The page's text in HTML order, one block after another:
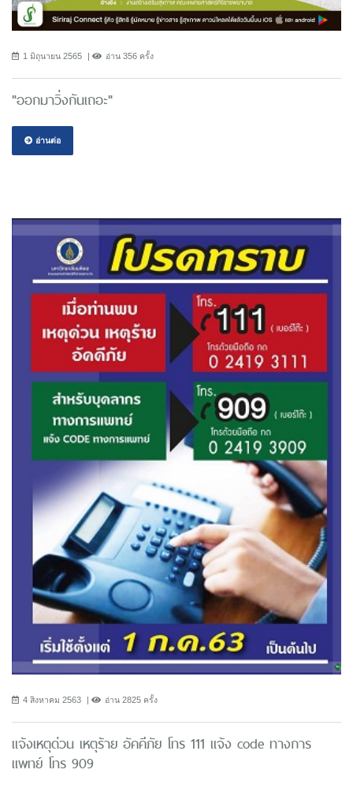
1 มิถุนายน 2565 อ่าน 356 ครั้ง
"ออกมาวิ่งกันเถอะ"
อ่านต่อ
4 สิงหาคม 2563 อ่าน 2825 ครั้ง
แจ้งเหตุด่วน เหตุร้าย อัคคีภัย โทร 111 แจ้ง code ทางการ
แพทย์ โทร 909